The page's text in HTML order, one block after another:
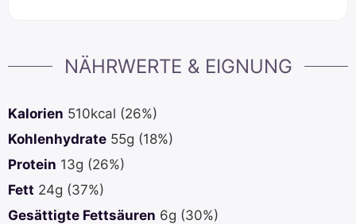
NÄHRWERTE & EIGNUNG
Kalorien 510kcal (26%)
Kohlenhydrate 55g (18%)
Protein 13g (26%)
Fett 24g (37%)
Gesättigte Fettsäuren 6g (30%)